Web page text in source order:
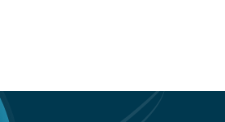
Reality-Technologie (AR) hält
Zusammenhänge sichtbar zu